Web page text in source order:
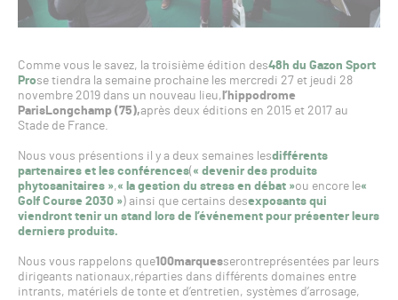
Comme vous le savez, la troisième édition des48h du Gazon Sport
Prose tiendra la semaine prochaine les mercredi 27 et jeudi 28
novembre 2019 dans un nouveau lieu, l’hippodrome
ParisLongchamp (75),après deux éditions en 2015 et 2017 au
Stade de France.
Nous vous présentions il y a deux semaines lesdifférents
partenaires et les conférences( « devenir des produits
phytosanitaires »,« la gestion du stress en débat »ou encore le«
Golf Course 2030 ») ainsi que certains desexposants qui
viendront tenir un stand lors de l’événement pour présenter leurs
derniers produits.
Nous vous rappelons que100marquesserontreprésentées par leurs
dirigeants nationaux,réparties dans différents domaines entre
intrants, matériels de tonte et d’entretien, systèmes d’arrosage,